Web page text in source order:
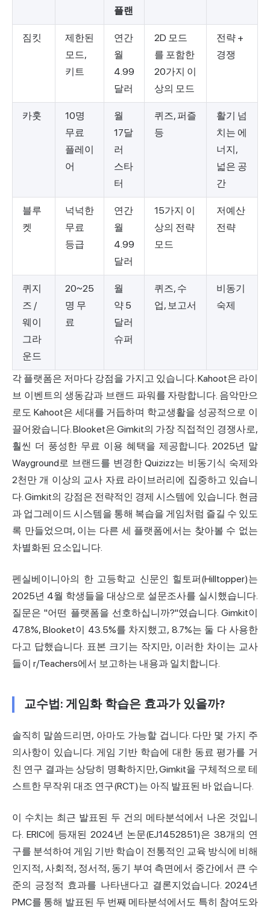
플랜
짐킷
제한된
모드,
키트
연간
월
4.99
달러
2D 모드
를 포함한
20가지 이
상의 모드
전략 +
경쟁
카훗
10명
무료
플레이
어
월
17달
러
스타
터
퀴즈, 퍼즐
등
활기 넘
치는 에
너지,
넓은 공
간
블루
켓
넉넉한
무료
등급
연간
월
4.99
달러
15가지 이
상의 전략
모드
저예산
전략
퀴지
즈 /
웨이
그라
운드
20~25
명 무
료
월
약 5
달러
슈퍼
퀴즈, 수
업, 보고서
비동기
숙제
각 플랫폼은 저마다 강점을 가지고 있습니다. Kahoot은 라이
브 이벤트의 생동감과 브랜드 파워를 자랑합니다. 음악만으
로도 Kahoot은 세대를 거듭하며 학교생활을 성공적으로 이
끌어왔습니다. Blooket은 Gimkit의 가장 직접적인 경쟁사로,
훨씬 더 풍성한 무료 이용 혜택을 제공합니다. 2025년 말
Wayground로 브랜드를 변경한 Quizizz는 비동기식 숙제와
2천만 개 이상의 교사 자료 라이브러리에 집중하고 있습니
다. Gimkit의 강점은 전략적인 경제 시스템에 있습니다. 현금
과 업그레이드 시스템을 통해 복습을 게임처럼 즐길 수 있도
록 만들었으며, 이는 다른 세 플랫폼에서는 찾아볼 수 없는
차별화된 요소입니다.
펜실베이니아의 한 고등학교 신문인 힐토퍼(Hilltopper)는
2025년 4월 학생들을 대상으로 설문조사를 실시했습니다.
질문은 "어떤 플랫폼을 선호하십니까?"였습니다. Gimkit이
47.8%, Blooket이 43.5%를 차지했고, 8.7%는 둘 다 사용한
다고 답했습니다. 표본 크기는 작지만, 이러한 차이는 교사
들이 r/Teachers에서 보고하는 내용과 일치합니다.
교수법: 게임화 학습은 효과가 있을까?
솔직히 말씀드리면, 아마도 가능할 겁니다. 다만 몇 가지 주
의사항이 있습니다. 게임 기반 학습에 대한 동료 평가를 거
친 연구 결과는 상당히 명확하지만, Gimkit을 구체적으로 테
스트한 무작위 대조 연구(RCT)는 아직 발표된 바 없습니다.
이 수치는 최근 발표된 두 건의 메타분석에서 나온 것입니
다. ERIC에 등재된 2024년 논문(EJ1452851)은 38개의 연
구를 분석하여 게임 기반 학습이 전통적인 교육 방식에 비해
인지적, 사회적, 정서적, 동기 부여 측면에서 중간에서 큰 수
준의 긍정적 효과를 나타낸다고 결론지었습니다. 2024년
PMC를 통해 발표된 두 번째 메타분석에서도 특히 참여도와